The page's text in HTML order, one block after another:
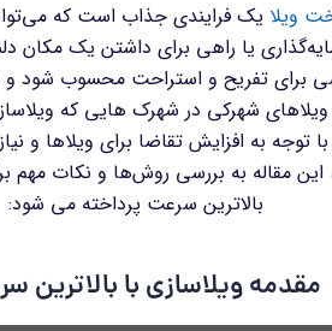
ویلا یک فرایندی جذاب است که
یا راهی برای داشتن یک مکان
برای تفریح و استراحت محسوب شود و
ویلاهای شهرکی در شهرک هایی که
توجه به افزایش تقاضا برای ویلاها و
مقاله به بررسی روش‌ها و نکات مهم
بالاترین سرعت پرداخته می شود:
مقدمه ویلاسازی با بالاترین